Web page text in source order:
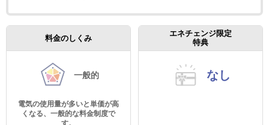
料金のしくみ
一般的
電気の使用量が多いと単価が高
くなる、一般的な料金制度で
す。
エネチェンジ限定
特典
なし